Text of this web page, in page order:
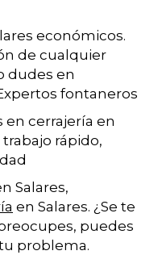
económicos.
de cualquier
dudes en
fontaneros
en cerrajería en
rápido,
Salares,
en Salares. ¿Se te
puedes
problema.